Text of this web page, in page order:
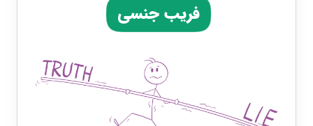
فریب جنسی